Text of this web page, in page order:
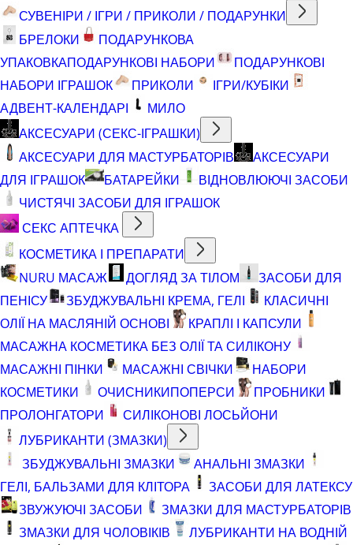
СУВЕНІРИ / ІГРИ / ПРИКОЛИ / ПОДАРУНКИ
БРЕЛОКИ
ПОДАРУНКОВА
УПАКОВКАПОДАРУНКОВІ НАБОРИ
ПОДАРУНКОВІ
НАБОРИ ІГРАШОК
ПРИКОЛИ
ІГРИ/КУБІКИ
АДВЕНТ-КАЛЕНДАРІ
МИЛО
АКСЕСУАРИ (СЕКС-ІГРАШКИ)
АКСЕСУАРИ ДЛЯ МАСТУРБАТОРІВ
АКСЕСУАРИ
ДЛЯ ІГРАШОК
БАТАРЕЙКИ
ВІДНОВЛЮЮЧІ ЗАСОБИ
ЧИСТЯЧІ ЗАСОБИ ДЛЯ ІГРАШОК
СЕКС АПТЕЧКА
КОСМЕТИКА І ПРЕПАРАТИ
NURU МАСАЖ
ДОГЛЯД ЗА ТІЛОМ
ЗАСОБИ ДЛЯ
ПЕНІСУ
ЗБУДЖУВАЛЬНІ КРЕМА, ГЕЛІ
КЛАСИЧНІ
ОЛІЇ НА МАСЛЯНІЙ ОСНОВІ
КРАПЛІ І КАПСУЛИ
МАСАЖНА КОСМЕТИКА БЕЗ ОЛІЇ ТА СИЛІКОНУ
МАСАЖНІ ПІНКИ
МАСАЖНІ СВІЧКИ
НАБОРИ
КОСМЕТИКИ
ОЧИСНИКИПОПЕРСИ
ПРОБНИКИ
ПРОЛОНГАТОРИ
СИЛІКОНОВІ ЛОСЬЙОНИ
ЛУБРИКАНТИ (ЗМАЗКИ)
ЗБУДЖУВАЛЬНІ ЗМАЗКИ
АНАЛЬНІ ЗМАЗКИ
ГЕЛІ, БАЛЬЗАМИ ДЛЯ КЛІТОРА
ЗАСОБИ ДЛЯ ЛАТЕКСУ
ЗВУЖУЮЧІ ЗАСОБИ
ЗМАЗКИ ДЛЯ МАСТУРБАТОРІВ
ЗМАЗКИ ДЛЯ ЧОЛОВІКІВ
ЛУБРИКАНТИ НА ВОДНІЙ